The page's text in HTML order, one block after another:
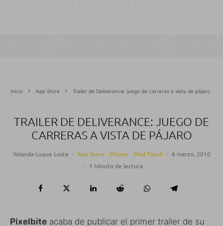
Inicio App Store Trailer de Deliverance: juego de carreras a vista de pájaro
TRAILER DE DELIVERANCE: JUEGO DE
CARRERAS A VISTA DE PÁJARO
Yolanda Luque Loste · App Store iPhone iPod Touch · 6 marzo, 2010
· 1 Minuto de lectura
Pixelbite acaba de publicar el primer trailer de su